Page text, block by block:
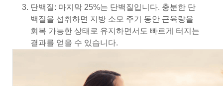
단백질: 마지막 25%는 단백질입니다. 충분한 단
백질을 섭취하면 지방 소모 주기 동안 근육량을
회복 가능한 상태로 유지하면서도 빠르게 터지는
결과를 얻을 수 있습니다.